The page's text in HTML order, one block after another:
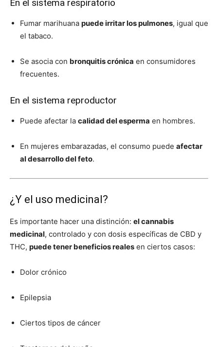
En el sistema respiratorio
Fumar marihuana puede irritar los pulmones, igual que
el tabaco.
Se asocia con bronquitis crónica en consumidores
frecuentes.
En el sistema reproductor
Puede afectar la calidad del esperma en hombres.
En mujeres embarazadas, el consumo puede afectar
al desarrollo del feto.
¿Y el uso medicinal?
Es importante hacer una distinción: el cannabis
medicinal, controlado y con dosis específicas de CBD y
THC, puede tener beneficios reales en ciertos casos:
Dolor crónico
Epilepsia
Ciertos tipos de cáncer